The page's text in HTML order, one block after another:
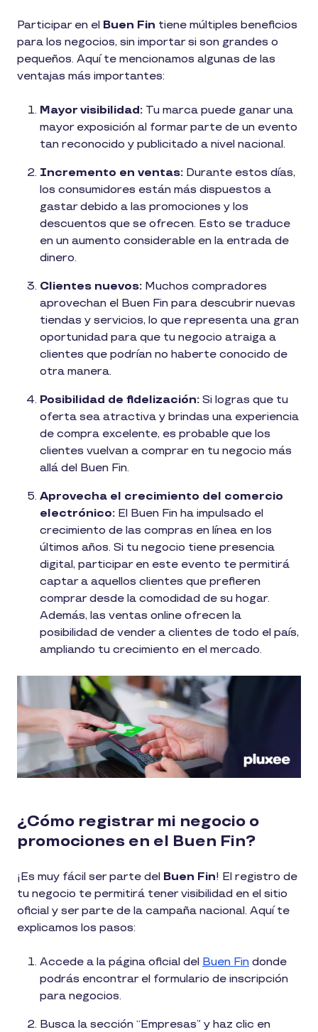
Participar en el Buen Fin tiene múltiples beneficios
para los negocios, sin importar si son grandes o
pequeños. Aquí te mencionamos algunas de las
ventajas más importantes:
Mayor visibilidad: Tu marca puede ganar una
mayor exposición al formar parte de un evento
tan reconocido y publicitado a nivel nacional.
Incremento en ventas: Durante estos días,
los consumidores están más dispuestos a
gastar debido a las promociones y los
descuentos que se ofrecen. Esto se traduce
en un aumento considerable en la entrada de
dinero.
Clientes nuevos: Muchos compradores
aprovechan el Buen Fin para descubrir nuevas
tiendas y servicios, lo que representa una gran
oportunidad para que tu negocio atraiga a
clientes que podrían no haberte conocido de
otra manera.
Posibilidad de fidelización: Si logras que tu
oferta sea atractiva y brindas una experiencia
de compra excelente, es probable que los
clientes vuelvan a comprar en tu negocio más
allá del Buen Fin.
Aprovecha el crecimiento del comercio
electrónico: El Buen Fin ha impulsado el
crecimiento de las compras en línea en los
últimos años. Si tu negocio tiene presencia
digital, participar en este evento te permitirá
captar a aquellos clientes que prefieren
comprar desde la comodidad de su hogar.
Además, las ventas online ofrecen la
posibilidad de vender a clientes de todo el país,
ampliando tu crecimiento en el mercado.
¿Cómo registrar mi negocio o
promociones en el Buen Fin?
¡Es muy fácil ser parte del Buen Fin! El registro de
tu negocio te permitirá tener visibilidad en el sitio
oficial y ser parte de la campaña nacional. Aquí te
explicamos los pasos:
Accede a la página oficial del Buen Fin donde
podrás encontrar el formulario de inscripción
para negocios.
Busca la sección “Empresas” y haz clic en